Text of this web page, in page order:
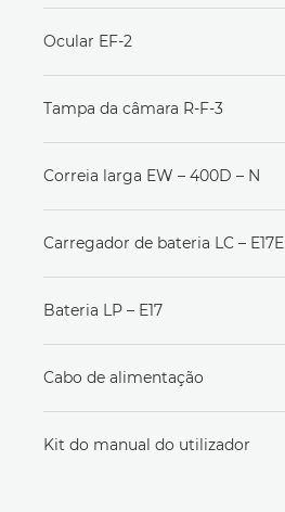
Ocular EF-2
Tampa da câmara R-F-3
Correia larga EW – 400D – N
Carregador de bateria LC – E17E
Bateria LP – E17
Cabo de alimentação
Kit do manual do utilizador